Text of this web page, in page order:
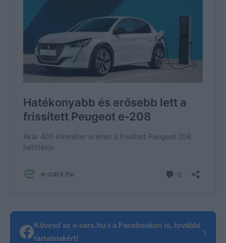
Kövesd az e-cars.hu-t a Facebookon is, további
tartalmakért!
›